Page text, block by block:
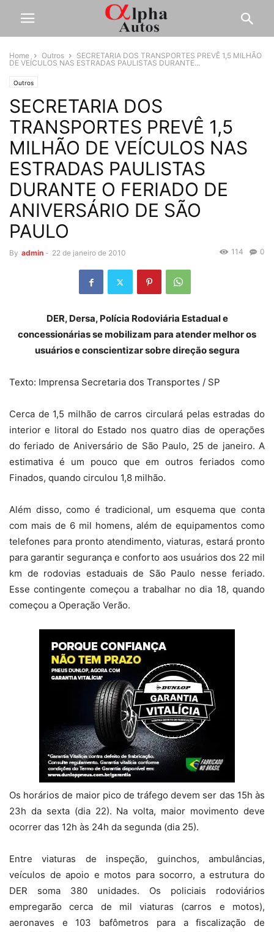
Home Outros
SECRETARIA DOS TRANSPORTES PREVÊ 1,5 MILHÃO
DE VEÍCULOS NAS ESTRADAS PAULISTAS DURANTE...
Outros
SECRETARIA DOS
TRANSPORTES PREVÊ 1,5
MILHÃO DE VEÍCULOS NAS
ESTRADAS PAULISTAS
DURANTE O FERIADO DE
ANIVERSÁRIO DE SÃO
PAULO
By admin - 22 de janeiro de 2010 0
114
DER, Dersa, Polícia Rodoviária Estadual e
concessionárias se mobilizam para atender melhor os
usuários e conscientizar sobre direção segura
Texto: Imprensa Secretaria dos Transportes / SP
Cerca de 1,5 milhão de carros circulará pelas estradas do
interior e litoral do Estado nos quatro dias de operações
do feriado de Aniversário de São Paulo, 25 de janeiro. A
estimativa é um pouco que em outros feriados como
Finados, quando circulou 1,8 milhão.
Além disso, como é tradicional, um esquema que conta
com mais de 6 mil homens, além de equipamentos como
telefones para pronto atendimento, viaturas, estará pronto
para garantir segurança e conforto aos usuários dos 22 mil
km de rodovias estaduais de São Paulo nesse feriado.
Esse contingente começou a trabalhar no dia 18, quando
começou a Operação Verão.
Os horários de maior pico de tráfego devem ser das 15h às
23h da sexta (dia 22). Na volta, maior movimento deve
ocorrer das 12h às 24h da segunda (dia 25).
Entre viaturas de inspeção, guinchos, ambulâncias,
veículos de apoio e motos para socorro, a estrutura do
DER soma 380 unidades. Os policiais rodoviários
empregarão cerca de mil viaturas (carros e motos),
aeronaves e 103 bafômetros para a fiscalização de